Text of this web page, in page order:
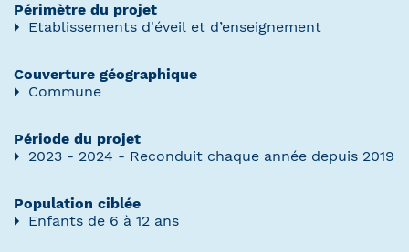
Périmètre du projet
Etablissements d'éveil et d’enseignement
Couverture géographique
Commune
Période du projet
2023 - 2024 - Reconduit chaque année depuis 2019
Population ciblée
Enfants de 6 à 12 ans